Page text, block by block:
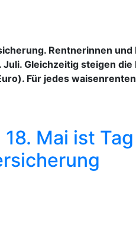
Rentnerinnen
Gleichzeitig steigen
Für jedes
Mai ist